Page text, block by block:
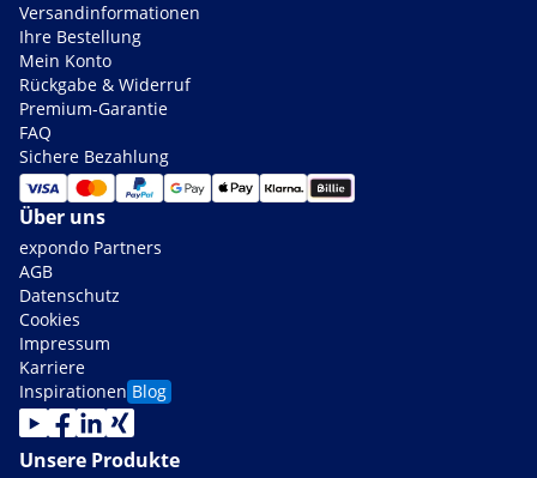
Versandinformationen
Ihre Bestellung
Mein Konto
Rückgabe & Widerruf
Premium-Garantie
FAQ
Sichere Bezahlung
Über uns
expondo Partners
AGB
Datenschutz
Cookies
Impressum
Karriere
Inspirationen Blog
Unsere Produkte